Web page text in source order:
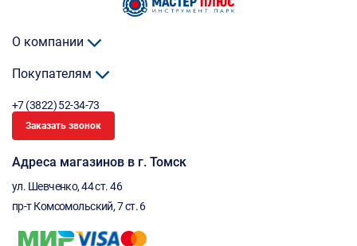
О компании
Покупателям
+7 (3822) 52-34-73
Заказать звонок
Адреса магазинов в г. Томск
ул. Шевченко, 44 ст. 46
пр-т Комсомольский, 7 ст. 6